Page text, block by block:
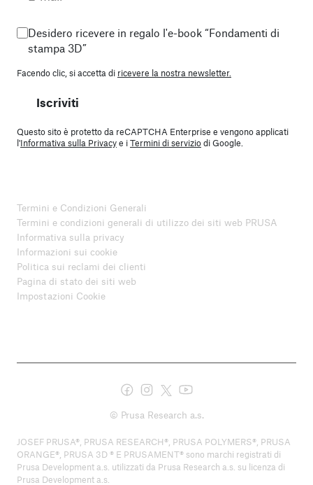
Desidero ricevere in regalo l'e-book “Fondamenti di
stampa 3D”
Facendo clic, si accetta di ricevere la nostra newsletter.
Iscriviti
Questo sito è protetto da reCAPTCHA Enterprise e vengono applicati
l'Informativa sulla Privacye iTermini di serviziodi Google.
Termini e Condizioni Generali
Termini e condizioni generali di utilizzo dei siti web PRUSA
Informativa sulla privacy
Informazioni sui cookie
Politica sui reclami dei clienti
Pagina di stato dei siti web
Impostazioni Cookie
© Prusa Research a.s.
JOSEF PRUSA®, PRUSA RESEARCH®, PRUSA POLYMERS®, PRUSA
ORANGE®, PRUSA 3D ® E PRUSAMENT® sono marchi registrati di
Prusa Development a.s. utilizzati da Prusa Research a.s. su licenza di
Prusa Development a.s.